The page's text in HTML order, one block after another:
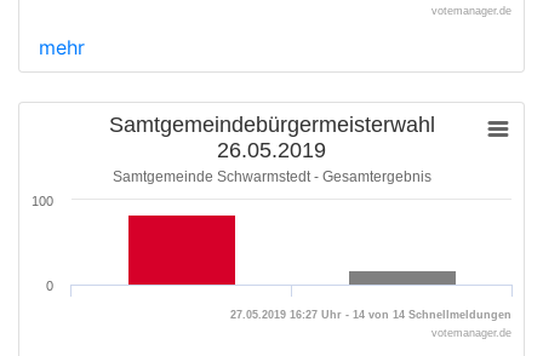
votemanager.de
mehr
Samtgemeindebürgermeisterwahl
26.05.2019
Samtgemeinde Schwarmstedt - Gesamtergebnis
0
100
27.05.2019 16:27 Uhr - 14 von 14 Schnellmeldungen
votemanager.de